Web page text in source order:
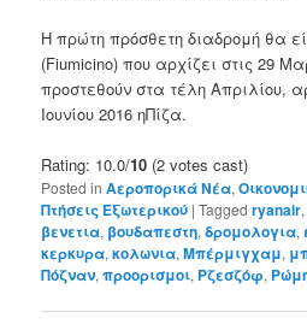
Η πρώτη πρόσθετη διαδρομή θα
(Fiumicino) που αρχίζει στις29
προστεθούν στα τέλη Απριλίου,
Ιουνίου 2016 ηΠίζα.
Rating: 10.0/10 (2 votes cast)
Posted in Αεροπορικά Νέα,
Πτήσεις Εξωτερικού |Tagged ryanair
βενετια, βουδαπεστη,δρομολογια,
κερκυρα,κολωνια,Μπέρμιγχαμ,
Πόζναν,προορισμοι, Ρζεσζόφ,